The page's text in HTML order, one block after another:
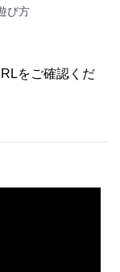
び方
をご確認くだ